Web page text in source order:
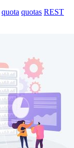
quota quotas REST